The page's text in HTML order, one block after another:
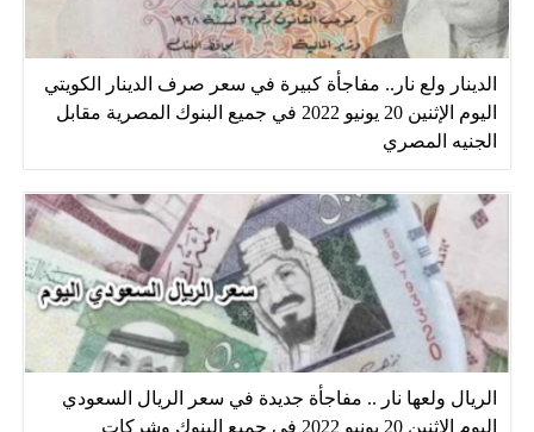
الدينار ولع نار.. مفاجأة كبيرة في سعر صرف الدينار الكويتي
اليوم الإثنين 20 يونيو 2022 في جميع البنوك المصرية مقابل
الجنيه المصري
الريال ولعها نار .. مفاجأة جديدة في سعر الريال السعودي
اليوم الإثنين 20 يونيو 2022 في جميع البنوك وشركات